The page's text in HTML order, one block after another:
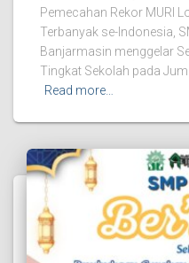
Pemecahan Rekor MURI
Terbanyak se-Indonesia,
Banjarmasin menggelar
Tingkat Sekolah pada
Read more…